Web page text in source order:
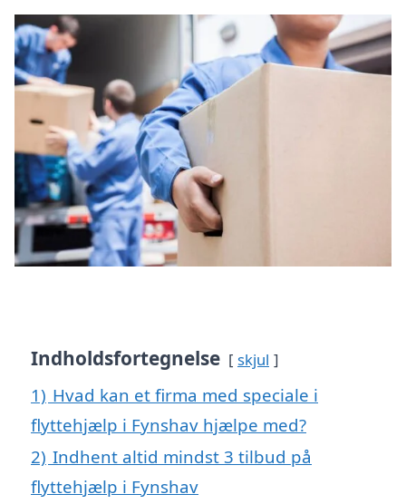
Indholdsfortegnelse skjul
1) Hvad kan et firma med speciale i
flyttehjælp i Fynshav hjælpe med?
2) Indhent altid mindst 3 tilbud på
flyttehjælp i Fynshav